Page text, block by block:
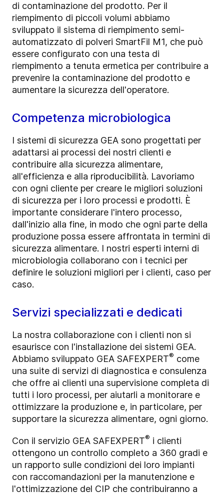
di contaminazione del prodotto. Per il
riempimento di piccoli volumi abbiamo
sviluppato il sistema di riempimento semi-
automatizzato di polveri SmartFil M1, che può
essere configurato con una testa di
riempimento a tenuta ermetica per contribuire a
prevenire la contaminazione del prodotto e
aumentare la sicurezza dell'operatore.
Competenza microbiologica
I sistemi di sicurezza GEA sono progettati per
adattarsi ai processi dei nostri clienti e
contribuire alla sicurezza alimentare,
all'efficienza e alla riproducibilità. Lavoriamo
con ogni cliente per creare le migliori soluzioni
di sicurezza per i loro processi e prodotti. È
importante considerare l'intero processo,
dall'inizio alla fine, in modo che ogni parte della
produzione possa essere affrontata in termini di
sicurezza alimentare. I nostri esperti interni di
microbiologia collaborano con i tecnici per
definire le soluzioni migliori per i clienti, caso per
caso.
Servizi specializzati e dedicati
La nostra collaborazione con i clienti non si
esaurisce con l'installazione dei sistemi GEA.
Abbiamo sviluppato GEA SAFEXPERT® come
una suite di servizi di diagnostica e consulenza
che offre ai clienti una supervisione completa di
tutti i loro processi, per aiutarli a monitorare e
ottimizzare la produzione e, in particolare, per
supportare la sicurezza alimentare, ogni giorno.
Con il servizio GEA SAFEXPERT® i clienti
ottengono un controllo completo a 360 gradi e
un rapporto sulle condizioni dei loro impianti
con raccomandazioni per la manutenzione e
l'ottimizzazione del CIP che contribuiranno a